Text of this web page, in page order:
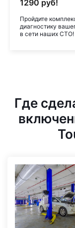
1290 руб!
Пройдите
диагностику
в сети наших СТО!
Где